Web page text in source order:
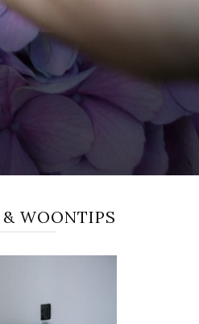
WOONTIPS